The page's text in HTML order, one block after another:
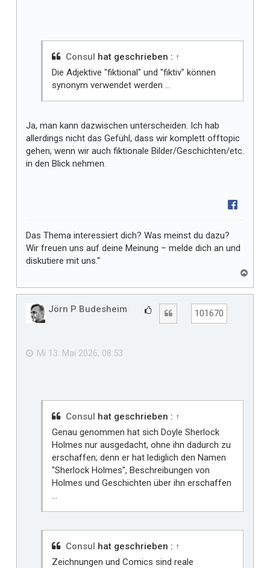
m
i
r
Consul hat geschrieben : ↑
Die Adjektive "fiktional" und "fiktiv" können
synonym verwendet werden ...
Ja, man kann dazwischen unterscheiden. Ich hab
allerdings nicht das Gefühl, dass wir komplett offtopic
gehen, wenn wir auch fiktionale Bilder/Geschichten/etc.
in den Blick nehmen.
Das Thema interessiert dich? Was meinst du dazu?
Wir freuen uns auf deine Meinung – melde dich an und
diskutiere mit uns.“
c
Jörn P Budesheim
m
i
r
101670
Mi 13. Mai 2026, 08:53
Consul hat geschrieben : ↑
Genau genommen hat sich Doyle Sherlock
Holmes nur ausgedacht, ohne ihn dadurch zu
erschaffen; denn er hat lediglich den Namen
"Sherlock Holmes", Beschreibungen von
Holmes und Geschichten über ihn erschaffen
Consul hat geschrieben : ↑
Zeichnungen und Comics sind reale